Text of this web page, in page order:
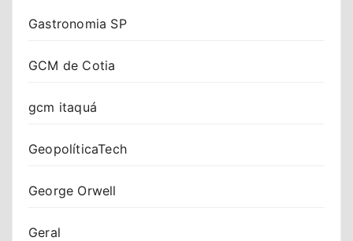
Gastronomia SP
GCM de Cotia
gcm itaquá
GeopolíticaTech
George Orwell
Geral